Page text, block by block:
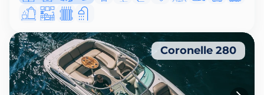
Coronelle 280